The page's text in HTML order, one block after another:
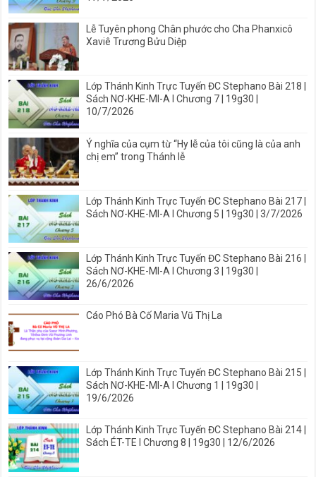
Lễ Tuyên phong Chân phước cho Cha Phanxicô
Xaviê Trương Bửu Diệp
Lớp Thánh Kinh Trực Tuyến ĐC Stephano Bài 218 |
Sách NƠ-KHE-MI-A I Chương 7 | 19g30 |
10/7/2026
Ý nghĩa của cụm từ “Hy lễ của tôi cũng là của anh
chị em” trong Thánh lễ
Lớp Thánh Kinh Trực Tuyến ĐC Stephano Bài 217 |
Sách NƠ-KHE-MI-A I Chương 5 | 19g30 | 3/7/2026
Lớp Thánh Kinh Trực Tuyến ĐC Stephano Bài 216 |
Sách NƠ-KHE-MI-A I Chương 3 | 19g30 |
26/6/2026
Cáo Phó Bà Cố Maria Vũ Thị La
Lớp Thánh Kinh Trực Tuyến ĐC Stephano Bài 215 |
Sách NƠ-KHE-MI-A I Chương 1 | 19g30 |
19/6/2026
Lớp Thánh Kinh Trực Tuyến ĐC Stephano Bài 214 |
Sách ÉT-TE I Chương 8 | 19g30 | 12/6/2026